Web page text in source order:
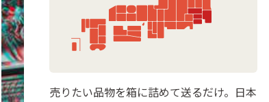
売りたい品物を箱に詰めて送るだけ。日本